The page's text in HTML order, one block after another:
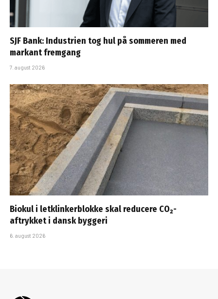
SJF Bank: Industrien tog hul på sommeren med
markant fremgang
7. august 2026
Biokul i letklinkerblokke skal reducere CO₂-
aftrykket i dansk byggeri
6. august 2026